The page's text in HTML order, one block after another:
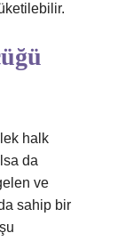
halk
da
ve
sahip bir